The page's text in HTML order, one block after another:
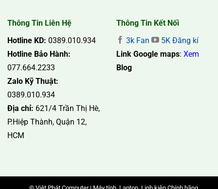
Thông Tin Liên Hệ
Hotline KD: 0389.010.934
Hotline Bảo Hành:
077.664.2233
Zalo Kỹ Thuật:
0389.010.934
Địa chỉ: 621/4 Trần Thị Hè,
P.Hiệp Thành, Quận 12,
HCM
Thông Tin Kết Nối
3k Fan
5K Đăng kí
Link Google maps: Xem
Blog